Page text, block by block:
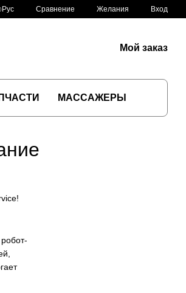
Рус Сравнение Желания Вход
Мой заказ
МАССАЖЕРЫ